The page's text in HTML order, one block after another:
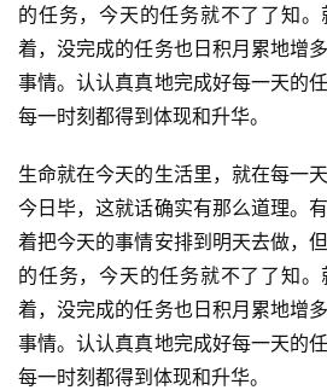
首
页
的任务，今天的任务就不了了知
着，没完成的任务也日积月累地增
事情。认认真真地完成好每一天的
每一时刻都得到体现和升华。
生命就在今天的生活里，就在每一
今日毕，这就话确实有那么道理。
着把今天的事情安排到明天去做，
的任务，今天的任务就不了了知
着，没完成的任务也日积月累地增
事情。认认真真地完成好每一天的
每一时刻都得到体现和升华。